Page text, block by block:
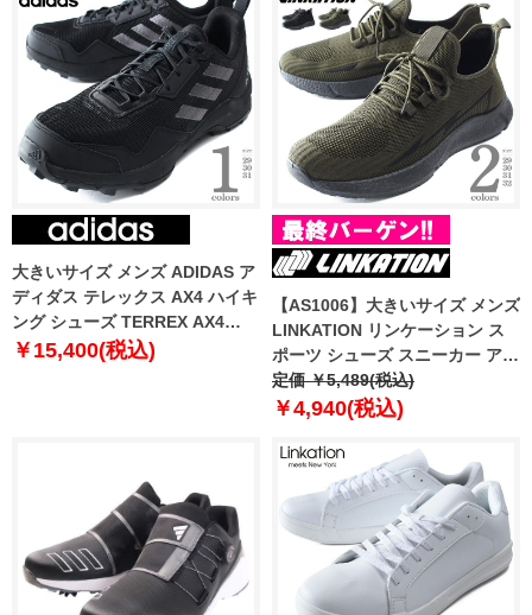
大きいサイズ メンズ ADIDAS ア
ディダス テレックス AX4 ハイキ
ング シューズ TERREX AX4
HIKING hq9021
￥15,400(税込)
【AS1006】大きいサイズ メンズ
LINKATION リンケーション ス
ポーツ シューズ スニーカー アス
レジャー スポーツウェア lksn-
239002
定価 ￥5,489(税込)
￥4,940(税込)